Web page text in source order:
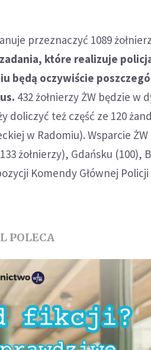
przeznaczyć 1089
które realizuje
będą oczywiście
432 żołnierzy ŻW będzie w
doliczyć też część ze 120
w Radomiu). Wsparcie
żołnierzy), Gdańsku (100),
Komendy Głównej
POLECA